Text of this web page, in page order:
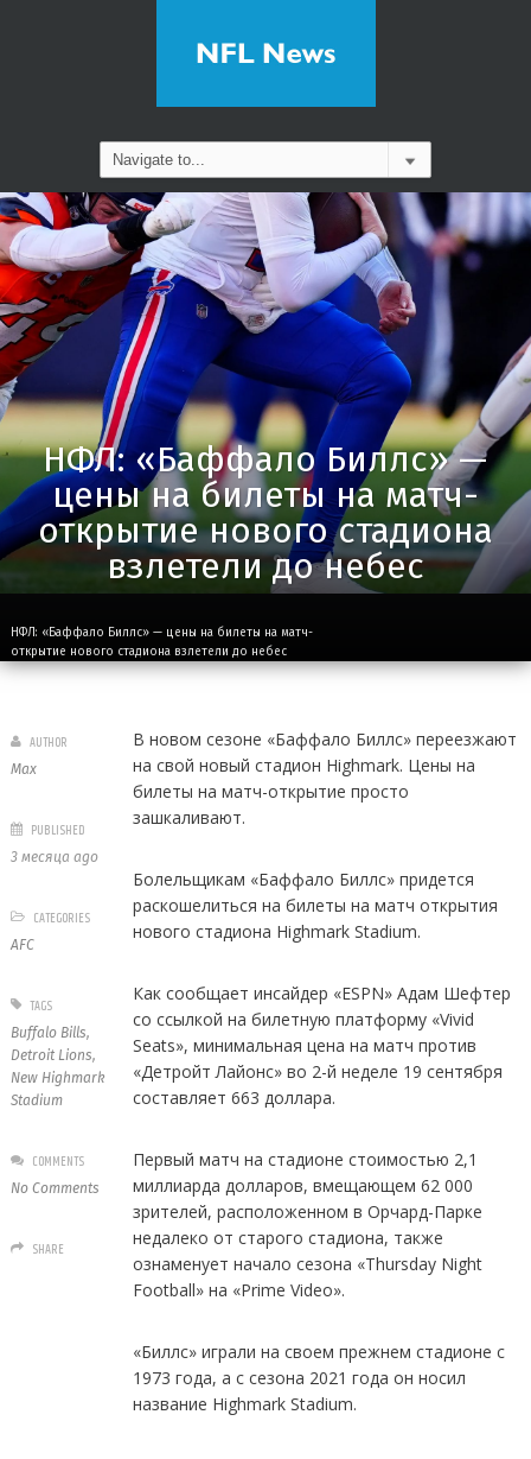
НФЛ: «Баффало Биллс» —
цены на билеты на матч-
открытие нового стадиона
взлетели до небес
НФЛ: «Баффало Биллс» — цены на билеты на матч-
открытие нового стадиона взлетели до небес
В новом сезоне «Баффало Биллс» переезжают
на свой новый стадион Highmark. Цены на
билеты на матч-открытие просто
зашкаливают.
Болельщикам «Баффало Биллс» придется
раскошелиться на билеты на матч открытия
нового стадиона Highmark Stadium.
Как сообщает инсайдер «ESPN» Адам Шефтер
со ссылкой на билетную платформу «Vivid
Seats», минимальная цена на матч против
«Детройт Лайонс» во 2-й неделе 19 сентября
составляет 663 доллара.
Первый матч на стадионе стоимостью 2,1
миллиарда долларов, вмещающем 62 000
зрителей, расположенном в Орчард-Парке
недалеко от старого стадиона, также
ознаменует начало сезона «Thursday Night
Football» на «Prime Video».
«Биллс» играли на своем прежнем стадионе с
1973 года, а с сезона 2021 года он носил
название Highmark Stadium.
AUTHOR
Max
PUBLISHED
3 месяца ago
CATEGORIES
AFC
TAGS
Buffalo Bills,
Detroit Lions,
New Highmark
Stadium
COMMENTS
No Comments
SHARE